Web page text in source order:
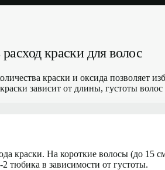
краски для волос
краски и оксида позволяет
зависит от длины, густоты
краски. На короткие волосы (до 15
2 тюбика в зависимости от густоты.